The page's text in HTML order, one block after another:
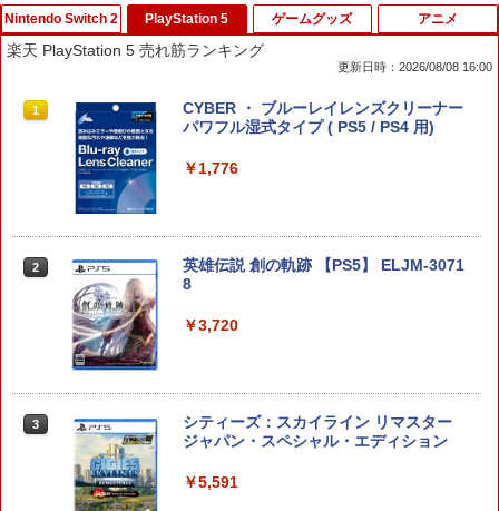
Nintendo Switch 2
1
【特典】ファイナルファンタジー レゾナ
ンス Switch2版(【初回封入特典】魔導
し騎士のスタートダッシュパック)
Samsung microSD Express Card 256
【特典あり楽天1位】Switch2 ケース キ
ドシェル 10ゲームカードスロット switc
PlayStation 5
楽天 PlayStation 5 売れ筋ランキング
更新日時：2026/08/08 16:00
1
CYBER ・ ブルーレイレンズクリーナー
パワフル湿式タイプ ( PS5 / PS4 用)
￥1,776
2
英雄伝説 創の軌跡 【PS5】 ELJM-3071
8
￥3,720
3
シティーズ：スカイライン リマスター
ジャパン・スペシャル・エディション
￥5,591
ゲームグッズ アニメ